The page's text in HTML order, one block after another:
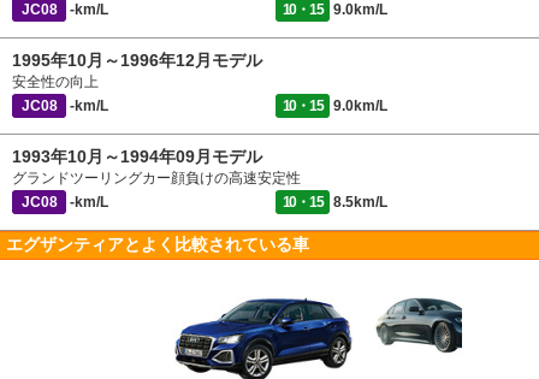
JC08
-km/L 10・15 9.0km/L
1995年10月～1996年12月モデル
安全性の向上
JC08
-km/L 10・15 9.0km/L
1993年10月～1994年09月モデル
グランドツーリングカー顔負けの高速安定性
JC08
-km/L 10・15 8.5km/L
エグザンティアとよく比較されている車